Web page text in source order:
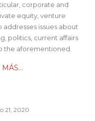
corporate and
equity, venture
addresses issues about
politics, current affairs
the aforementioned.
MÁS…
21, 2020